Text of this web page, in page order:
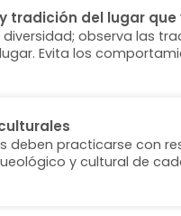
tradición del lugar que
observa las
Evita los
deben practicarse con
y cultural de